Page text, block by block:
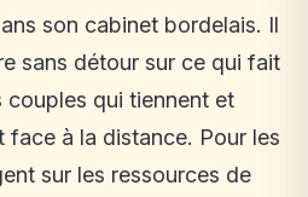
son cabinet bordelais. Il
sans détour sur ce qui fait
couples qui tiennent et
face à la distance. Pour les
sur les ressources de